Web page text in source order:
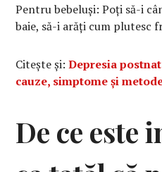
Pentru bebeluși: Poți să-i
baie, să-i arăți cum plutesc
Citește și:Depresia
cauze, simptome și
De ce este